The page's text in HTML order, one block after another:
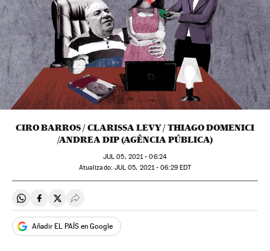
CIRO BARROS / CLARISSA LEVY / THIAGO DOMENICI
/ANDREA DIP (AGÊNCIA PÚBLICA)
JUL 05, 2021 - 06:24
atualizado: JUL 05, 2021 - 06:29EDT
Compartir en Whatsapp
Compartir en Facebook
Compartir en Twitter
Desplegar Redes Sociales
Añadir EL PAÍS en Google